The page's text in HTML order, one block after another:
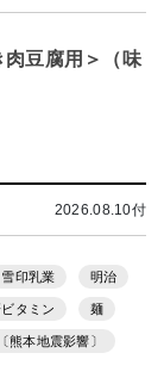
豆腐用＞（味
2026.08.10付
雪印乳業 明治
タミン 麺
〔熊本地震影響〕